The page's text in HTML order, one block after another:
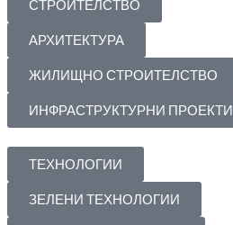
СТРОИТЕЛСТВО
АРХИТЕКТУРА
ЖИЛИЩНО СТРОИТЕЛСТВО
ИНФРАСТРУКТУРНИ ПРОЕКТИ
ТЕХНОЛОГИИ
ЗЕЛЕНИ ТЕХНОЛОГИИ